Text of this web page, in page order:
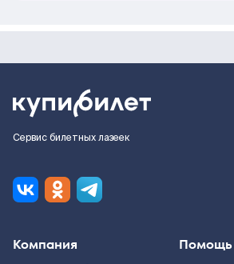
Сервис билетных лазеек
Компания Помощь